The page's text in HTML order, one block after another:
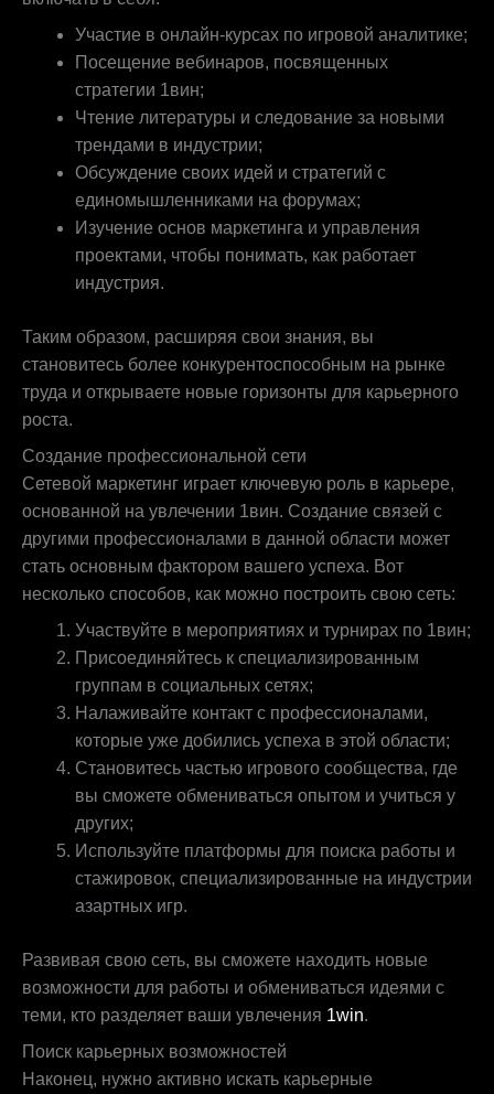
Участие в онлайн-курсах по игровой аналитике;
Посещение вебинаров, посвященных
стратегии 1вин;
Чтение литературы и следование за новыми
трендами в индустрии;
Обсуждение своих идей и стратегий с
единомышленниками на форумах;
Изучение основ маркетинга и управления
проектами, чтобы понимать, как работает
индустрия.
Таким образом, расширяя свои знания, вы
становитесь более конкурентоспособным на рынке
труда и открываете новые горизонты для карьерного
роста.
Создание профессиональной сети
Сетевой маркетинг играет ключевую роль в карьере,
основанной на увлечении 1вин. Создание связей с
другими профессионалами в данной области может
стать основным фактором вашего успеха. Вот
несколько способов, как можно построить свою сеть:
Участвуйте в мероприятиях и турнирах по 1вин;
Присоединяйтесь к специализированным
группам в социальных сетях;
Налаживайте контакт с профессионалами,
которые уже добились успеха в этой области;
Становитесь частью игрового сообщества, где
вы сможете обмениваться опытом и учиться у
других;
Используйте платформы для поиска работы и
стажировок, специализированные на индустрии
азартных игр.
Развивая свою сеть, вы сможете находить новые
возможности для работы и обмениваться идеями с
теми, кто разделяет ваши увлечения 1win.
Поиск карьерных возможностей
Наконец, нужно активно искать карьерные